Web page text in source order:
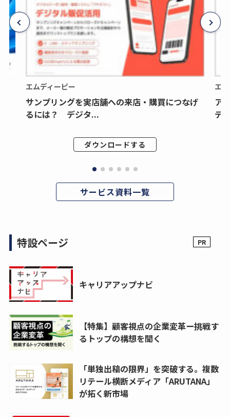
エムディーピー
サンプリングを実店舗への来店・購買につなげ
るには？ デジタ...
ダウンロードする
エ
ア
デ
サービス資料一覧
特設ページ
キャリアアップナビ
【特集】顧客視点の企業変革ー挑戦す
るトップの構想を聞く
「単独出稿の限界」を突破する。複数
リテール横断メディア「ARUTANA」
が拓く新市場